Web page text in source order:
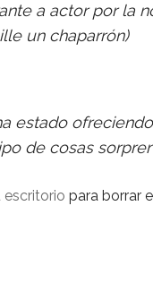
a actor por
un chaparrón)
estado
de cosas
escritorio para borrar